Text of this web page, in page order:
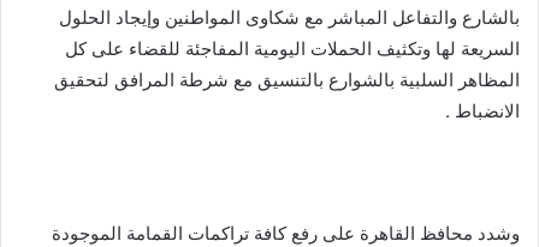
بالشارع والتفاعل المباشر مع شكاوى المواطنين وإيجاد الحلول
السريعة لها وتكثيف الحملات اليومية المفاجئة للقضاء على كل
المظاهر السلبية بالشوارع بالتنسيق مع شرطة المرافق لتحقيق
الانضباط .
وشدد محافظ القاهرة على رفع كافة تراكمات القمامة الموجودة